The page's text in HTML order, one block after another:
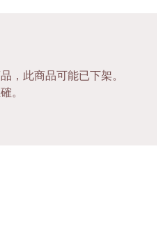
，此商品可能已下架。
。